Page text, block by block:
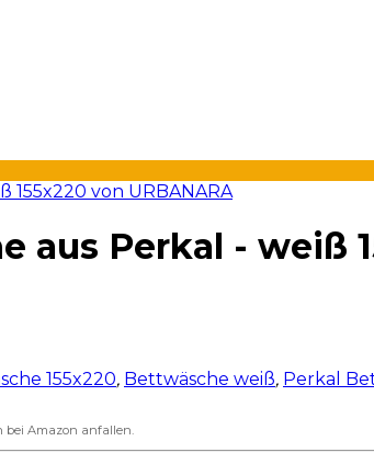
aus Perkal - weiß
155x220, Bettwäsche weiß, Perkal
bei Amazon anfallen.